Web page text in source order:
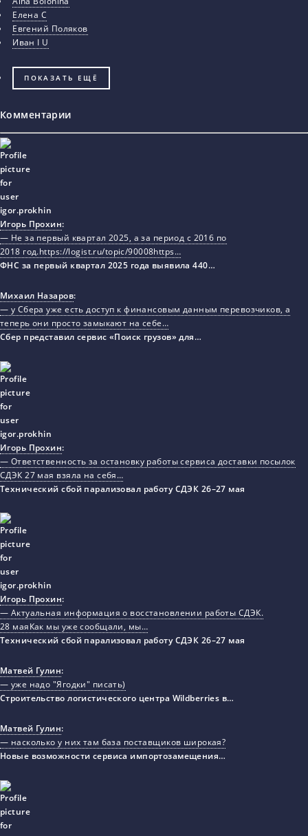
Елена С
Евгений Поляков
Иван I U
ПОКАЗАТЬ ЕЩЁ
Комментарии
Игорь Прохин:
— Не за первый квартал 2025, а за период с 2016 по
2018 год.https://logist.ru/topic/90008https…
ФНС за первый квартал 2025 года выявила 440…
Михаил Назаров:
— у Сбера уже есть доступ к финансовым данным перевозчиков, а
теперь они просто замыкают на себе…
Сбер представил сервис «Поиск грузов» для…
Игорь Прохин:
— Ответственность за остановку работы сервиса доставки посылок
СДЭК 27 мая взяла на себя…
Технический сбой парализовал работу СДЭК 26–27 мая
Игорь Прохин:
— Актуальная информация о восстановлении работы СДЭК.
28 маяКак мы уже сообщали, мы…
Технический сбой парализовал работу СДЭК 26–27 мая
Матвей Гулин:
— уже надо "Ягодки" писать)
Строительство логистического центра Wildberries в…
Матвей Гулин:
— насколько у них там база поставщиков широкая?
Новые возможности сервиса импортозамещения…